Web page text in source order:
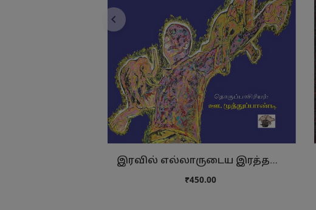
இரவில் எல்லாருடைய இரத்தமும் கறுப்புத்தான் …
₹450.00